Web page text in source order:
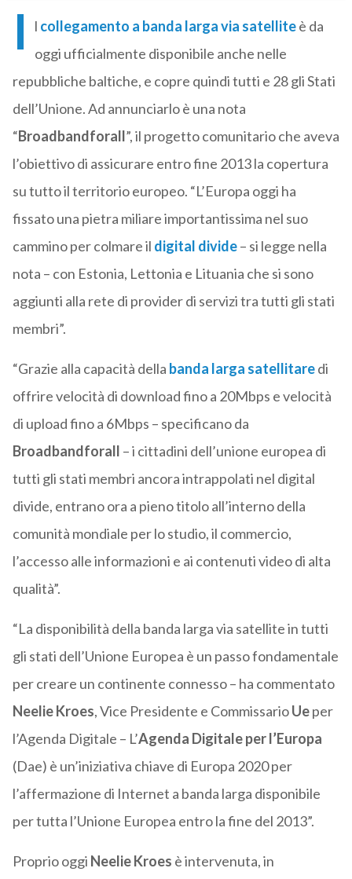
I l collegamento a banda larga via satelliteè da
oggi ufficialmente disponibile anche nelle
repubbliche baltiche, e copre quindi tutti e 28 gli Stati
dell’Unione. Ad annunciarlo è una nota
“Broadbandforall”, il progetto comunitario che aveva
l’obiettivo di assicurare entro fine 2013 la copertura
su tutto il territorio europeo. “L’Europa oggi ha
fissato una pietra miliare importantissima nel suo
cammino per colmare il digital divide– si legge nella
nota – con Estonia, Lettonia e Lituania che si sono
aggiunti alla rete di provider di servizi tra tutti gli stati
membri”.
“Grazie alla capacità della banda larga satellitaredi
offrire velocità di download fino a 20Mbps e velocità
di upload fino a 6Mbps – specificano da
Broadbandforall – i cittadini dell’unione europea di
tutti gli stati membri ancora intrappolati nel digital
divide, entrano ora a pieno titolo all’interno della
comunità mondiale per lo studio, il commercio,
l’accesso alle informazioni e ai contenuti video di alta
qualità”.
“La disponibilità della banda larga via satellite in tutti
gli stati dell’Unione Europea è un passo fondamentale
per creare un continente connesso – ha commentato
Neelie Kroes, Vice Presidente e CommissarioUeper
l’Agenda Digitale – L’Agenda Digitale per l’Europa
(Dae) è un’iniziativa chiave di Europa 2020 per
l’affermazione di Internet a banda larga disponibile
per tutta l’Unione Europea entro la fine del 2013”.
Proprio oggi Neelie Kroes è intervenuta, in